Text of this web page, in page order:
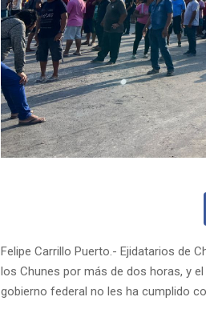
Felipe Carrillo Puerto.- Ejidatarios de
los Chunes por más de dos horas, y
gobierno federal no les ha cumplido